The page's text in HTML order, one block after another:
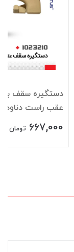
دستگيره سقف
عقب راست
667,000 تومان